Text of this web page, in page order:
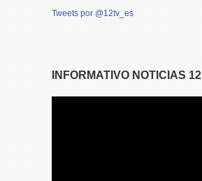
Tweets por @12tv_es
INFORMATIVO NOTICIAS 12